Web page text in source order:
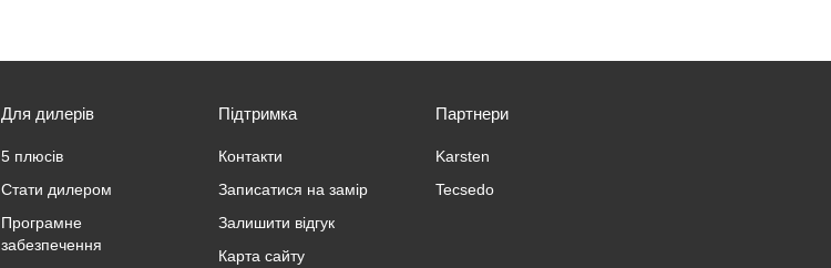
Для дилерів
5 плюсів
Стати дилером
Програмне
забезпечення
Підтримка
Контакти
Записатися на замір
Залишити відгук
Карта сайту
Партнери
Karsten
Tecsedo